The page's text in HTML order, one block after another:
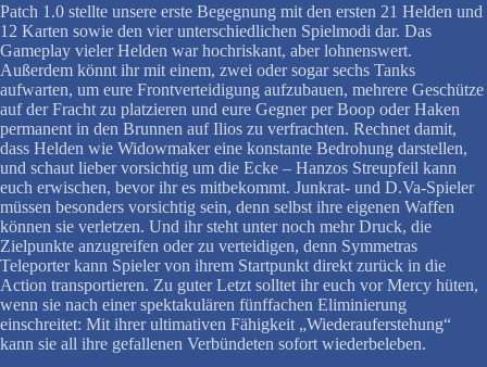
Patch 1.0 stellte unsere erste Begegnung mit den ersten 21 Helden und
12 Karten sowie den vier unterschiedlichen Spielmodi dar. Das
Gameplay vieler Helden war hochriskant, aber lohnenswert.
Außerdem könnt ihr mit einem, zwei oder sogar sechs Tanks
aufwarten, um eure Frontverteidigung aufzubauen, mehrere Geschütze
auf der Fracht zu platzieren und eure Gegner per Boop oder Haken
permanent in den Brunnen auf Ilios zu verfrachten. Rechnet damit,
dass Helden wie Widowmaker eine konstante Bedrohung darstellen,
und schaut lieber vorsichtig um die Ecke – Hanzos Streupfeil kann
euch erwischen, bevor ihr es mitbekommt. Junkrat- und D.Va-Spieler
müssen besonders vorsichtig sein, denn selbst ihre eigenen Waffen
können sie verletzen. Und ihr steht unter noch mehr Druck, die
Zielpunkte anzugreifen oder zu verteidigen, denn Symmetras
Teleporter kann Spieler von ihrem Startpunkt direkt zurück in die
Action transportieren. Zu guter Letzt solltet ihr euch vor Mercy hüten,
wenn sie nach einer spektakulären fünffachen Eliminierung
einschreitet: Mit ihrer ultimativen Fähigkeit „Wiederauferstehung“
kann sie all ihre gefallenen Verbündeten sofort wiederbeleben.